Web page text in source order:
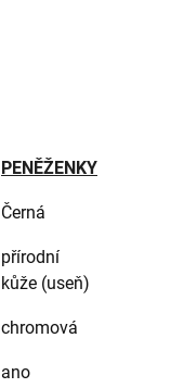
PENĚŽENKY
Černá
přírodní
kůže (useň)
chromová
ano